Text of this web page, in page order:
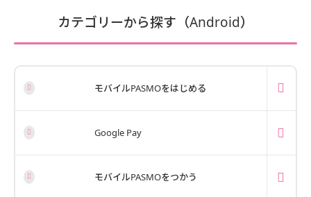
カテゴリーから探す（Android）
モバイルPASMOをはじめる
Google Pay
モバイルPASMOをつかう